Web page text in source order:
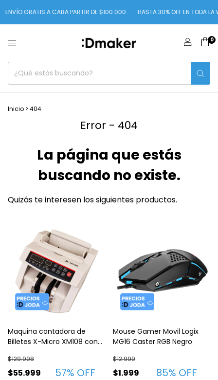
ENVÍO GRATIS A CABA PARTIR DE $100.000 HASTA 30% OFF EN TODA LA
0
Inicio > 404
Error - 404
La página que estás
buscando no existe.
Quizás te interesen los siguientes productos.
Maquina contadora de
Billetes X-Micro XM108 con
$55.999
$129.998
57% OFF
Mouse Gamer Movil Logix
MG16 Caster RGB Negro
$1.999
$12.999
85% OFF